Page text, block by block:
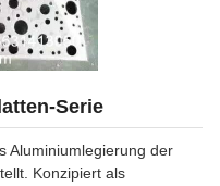
Serie
Aluminiumlegierung der
Konzipiert als